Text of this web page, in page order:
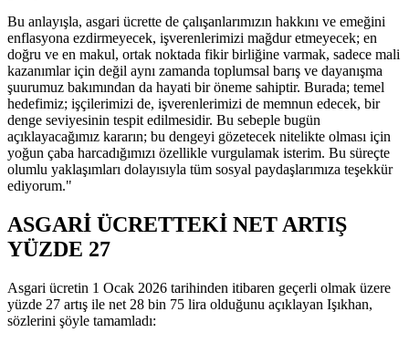
Bu anlayışla, asgari ücrette de çalışanlarımızın hakkını ve emeğini
enflasyona ezdirmeyecek, işverenlerimizi mağdur etmeyecek; en
doğru ve en makul, ortak noktada fikir birliğine varmak, sadece mali
kazanımlar için değil aynı zamanda toplumsal barış ve dayanışma
şuurumuz bakımından da hayati bir öneme sahiptir. Burada; temel
hedefimiz; işçilerimizi de, işverenlerimizi de memnun edecek, bir
denge seviyesinin tespit edilmesidir. Bu sebeple bugün
açıklayacağımız kararın; bu dengeyi gözetecek nitelikte olması için
yoğun çaba harcadığımızı özellikle vurgulamak isterim. Bu süreçte
olumlu yaklaşımları dolayısıyla tüm sosyal paydaşlarımıza teşekkür
ediyorum."
ASGARİ ÜCRETTEKİ NET ARTIŞ
YÜZDE 27
Asgari ücretin 1 Ocak 2026 tarihinden itibaren geçerli olmak üzere
yüzde 27 artış ile net 28 bin 75 lira olduğunu açıklayan Işıkhan,
sözlerini şöyle tamamladı: